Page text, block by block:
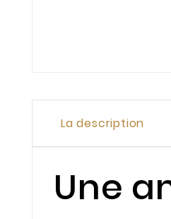
La description
Une